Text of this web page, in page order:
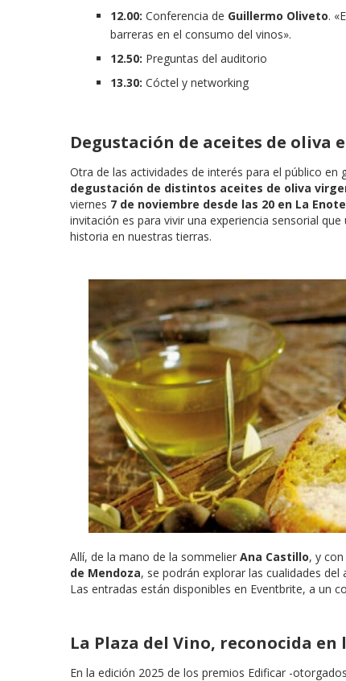
12.00: Conferencia de Guillermo Oliveto.
barreras en el consumo del vinos».
12.50: Preguntas del auditorio
13.30: Cóctel y networking
Degustación de aceites de oliva
Otra de las actividades de interés para el público
degustación de distintos aceites de oliva
viernes 7 de noviembre desde las 20 en La
invitación es para vivir una experiencia sensorial
historia en nuestras tierras.
Allí, de la mano de la sommelier Ana Castillo, y
de Mendoza, se podrán explorar las cualidades
Las entradas están disponibles en Eventbrite, a un
La Plaza del Vino, reconocida
En la edición 2025 de los premios Edificar -